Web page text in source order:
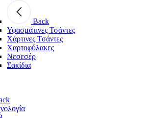
Back
Υφασμάτινες Τσάντες
Χάρτινες Τσάντες
Χαρτοφύλακες
Νεσεσέρ
Σακίδια